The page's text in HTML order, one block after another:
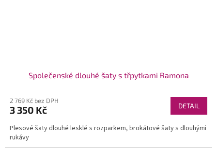
Společenské dlouhé šaty s třpytkami Ramona
2 769 Kč bez DPH
3 350 Kč DETAIL
Plesové šaty dlouhé lesklé s rozparkem, brokátové šaty s dlouhými
rukávy